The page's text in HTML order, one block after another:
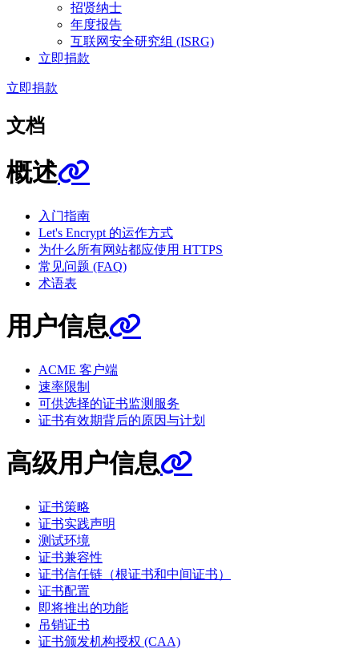
招贤纳士
年度报告
互联网安全研究组 (ISRG)
立即捐款
立即捐款
文档
概述
入门指南
Let's Encrypt 的运作方式
为什么所有网站都应使用 HTTPS
常见问题 (FAQ)
术语表
用户信息
ACME 客户端
速率限制
可供选择的证书监测服务
证书有效期背后的原因与计划
高级用户信息
证书策略
证书实践声明
测试环境
证书兼容性
证书信任链（根证书和中间证书）
证书配置
即将推出的功能
吊销证书
证书颁发机构授权 (CAA)